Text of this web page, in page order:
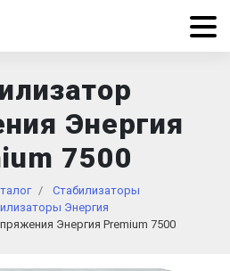
Энергия
7500
Стабилизаторы
Энергия
Энергия Premium 7500